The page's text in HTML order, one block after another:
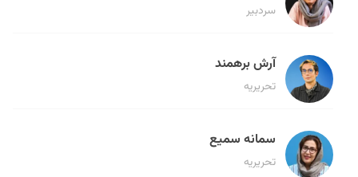
سردبیر
آرش برهمند
تحریریه
سمانه سمیع
تحریریه